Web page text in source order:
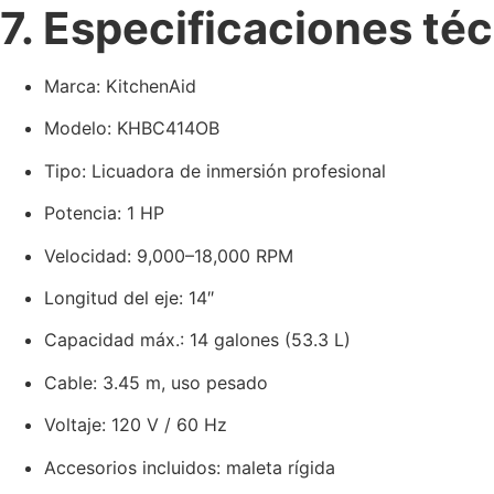
7. Especificaciones
Marca: KitchenAid
Modelo: KHBC414OB
Tipo: Licuadora de inmersión profesional
Potencia: 1 HP
Velocidad: 9,000–18,000 RPM
Longitud del eje: 14″
Capacidad máx.: 14 galones (53.3 L)
Cable: 3.45 m, uso pesado
Voltaje: 120 V / 60 Hz
Accesorios incluidos: maleta rígida